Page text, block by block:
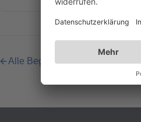
Alle Begriffe im Glossar